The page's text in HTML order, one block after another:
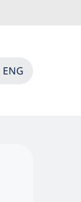
ENG